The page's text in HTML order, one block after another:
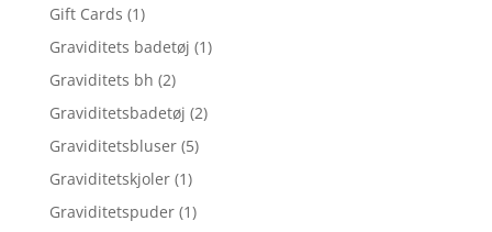
Gift Cards (1)
Graviditets badetøj (1)
Graviditets bh (2)
Graviditetsbadetøj (2)
Graviditetsbluser (5)
Graviditetskjoler (1)
Graviditetspuder (1)